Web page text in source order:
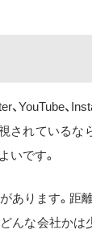
YouTube、
れているな
いです。
あります。距
んな会社か